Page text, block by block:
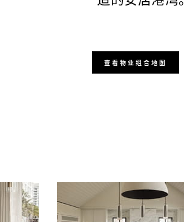
查看物业组合地图